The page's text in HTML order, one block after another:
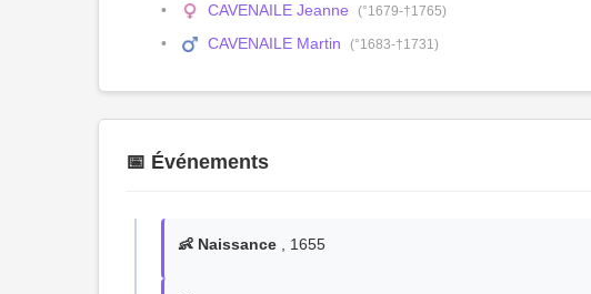
CAVENAILE Jeanne (°1679-†1765)
CAVENAILE Martin (°1683-†1731)
📅 Événements
👶 Naissance , 1655